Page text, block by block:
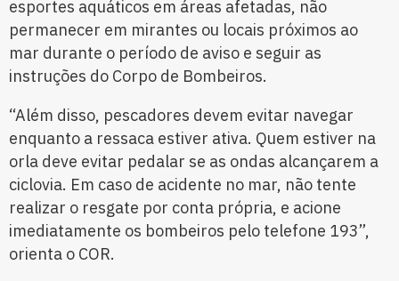
esportes aquáticos em áreas afetadas, não
permanecer em mirantes ou locais próximos ao
mar durante o período de aviso e seguir as
instruções do Corpo de Bombeiros.
“Além disso, pescadores devem evitar navegar
enquanto a ressaca estiver ativa. Quem estiver na
orla deve evitar pedalar se as ondas alcançarem a
ciclovia. Em caso de acidente no mar, não tente
realizar o resgate por conta própria, e acione
imediatamente os bombeiros pelo telefone 193”,
orienta o COR.